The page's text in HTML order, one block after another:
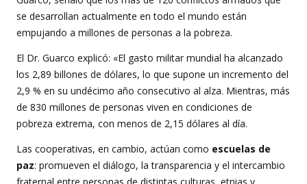
se desarrollan actualmente en todo el mundo están
empujando a millones de personas a la pobreza.
El Dr. Guarco explicó: «El gasto militar mundial ha alcanzado
los 2,89 billones de dólares, lo que supone un incremento del
2,9 % en su undécimo año consecutivo al alza. Mientras, más
de 830 millones de personas viven en condiciones de
pobreza extrema, con menos de 2,15 dólares al día.
Las cooperativas, en cambio, actúan como escuelas de
paz: promueven el diálogo, la transparencia y el intercambio